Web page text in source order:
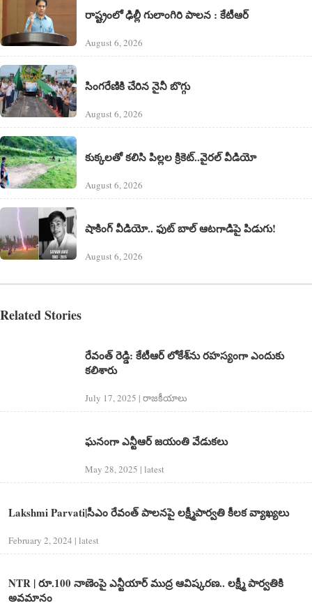
రాష్ట్రంలో ఢిల్లీ గులాంగిరి పాలన : కేటీఆర్
August 6, 2026
సింగరేణికి చేరిన నైనీ బొగ్గు
August 6, 2026
కుక్కలతో కలిసి పిల్లల క్రికెట్..వైరల్ వీడియో
August 6, 2026
షాకింగ్ వీడియో.. ఫుట్ బాల్ ఆటగాడిపై పిడుగు!
August 6, 2026
Related Stories
రేవంత్ రెడ్డి: కేటీఆర్ లోకేశ్‌ను రహస్యంగా ఎందుకు
కలిశారు
July 17, 2025 | రాజకీయాలు
ఘనంగా ఎన్టీఆర్ జయంతి వేడుకలు
May 28, 2025 | latest
Lakshmi Parvati|సీఎం రేవంత్ పాల‌న‌పై ల‌క్ష్మీపార్వ‌తి కీల‌క వ్యాఖ్య‌లు
February 2, 2024 | latest
NTR | రూ.100 నాణెంపై ఎన్టీయార్‌ ముద్ర ఆవిష్కరణ.. లక్ష్మీ పార్వతికి
అవమానం